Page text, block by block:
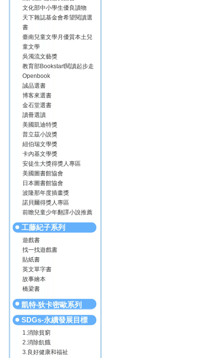
文化部中小學生優良讀物
天下雜誌基金會希望閱讀選
書
臺南兒童文學月優質本土兒
童文學
吳濁流文藝獎
教育部Bookstart閱讀起步走
Openbook
誠品選書
博客來選書
金石堂選書
讀冊選讀
美國凱迪特獎
普立茲小說獎
紐伯瑞文學獎
卡內基文學獎
安徒生大獎得獎人專區
美國圖書館協會
日本圖書館協會
波隆那年度插畫獎
諾貝爾得獎人專區
前瞻兒童少年翻譯小說推薦
工藤紀子系列
遊戲書
找一找遊戲書
貼紙書
英文單字書
故事繪本
橋梁書
凱特‧狄卡密歐系列
SDGs-永續發展目標
1.消除貧窮
2.消除飢餓
3.良好健康和福祉